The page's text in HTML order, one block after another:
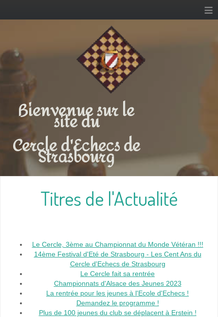
≡
Bienvenue sur le
site du
Cercle d'Echecs de
Strasbourg
Titres de l'Actualité
Le Cercle, 3ème au Championnat du Monde Vétéran !!!
14ème Festival d'Eté de Strasbourg - Les Cent Ans du
Cercle d'Echecs de Strasbourg
Le Cercle fait sa rentrée
Championnats d'Alsace des Jeunes 2023
La rentrée pour les jeunes à l'Ecole d'Echecs !
Demandez le programme !
Plus de 100 jeunes du club se déplacent à Erstein !